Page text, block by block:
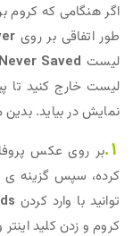
اگر هنگامی که کروم
طور اتفاقی بر روی
لیست Never Saved
لیست خارج کنید تا
نمایش در بیاید. بدین
1. بر روی عکس
کرده، سپس گزینه ی
توانید با وارد کردن
کروم و زدن کلید